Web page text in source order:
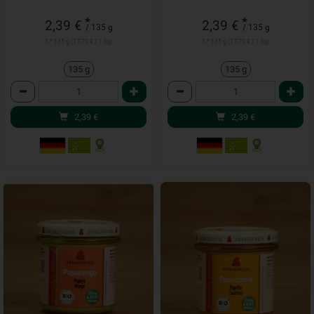
2,39 € *
/ 135 g
135 g
Anzahl
2,39 €
2,39 € *
/ 135 g
135 g
Anzahl
2,39 €